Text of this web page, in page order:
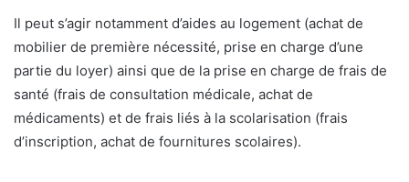
Il peut s’agir notamment d’aides au logement (achat de
mobilier de première nécessité, prise en charge d’une
partie du loyer) ainsi que de la prise en charge de frais de
santé (frais de consultation médicale, achat de
médicaments) et de frais liés à la scolarisation (frais
d’inscription, achat de fournitures scolaires).